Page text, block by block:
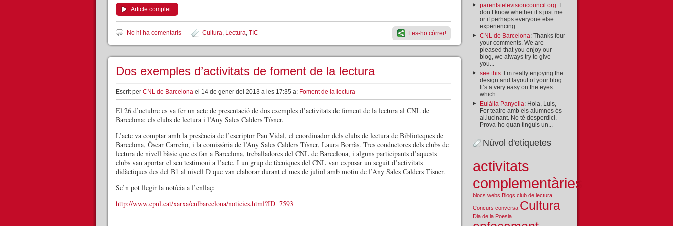
Article complet
No hi ha comentaris Cultura, Lectura, TIC Fes-ho córrer!
Dos exemples d’activitats de foment de la lectura
Escrit per CNL de Barcelona el 14 de gener del 2013 a les 17:35 a: Foment de la lectura
El 26 d’octubre es va fer un acte de presentació de dos exemples d’activitats de foment de la lectura al CNL de
Barcelona: els clubs de lectura i l’Any Sales Calders Tísner.
L’acte va comptar amb la presència de l’escriptor Pau Vidal, el coordinador dels clubs de lectura de Biblioteques de
Barcelona, Òscar Carreño, i la comissària de l’Any Sales Calders Tísner, Laura Borràs. Tres conductores dels clubs de
lectura de nivell bàsic que es fan a Barcelona, treballadores del CNL de Barcelona, i alguns participants d’aquests
clubs van aportar el seu testimoni a l’acte. I un grup de tècniques del CNL van exposar un seguit d’activitats
didàctiques des del B1 al nivell D que van elaborar durant el mes de juliol amb motiu de l’Any Sales Calders Tísner.
Se’n pot llegir la notícia a l’enllaç:
http://www.cpnl.cat/xarxa/cnlbarcelona/noticies.html?ID=7593
parentstelevisioncouncil.org: I
don’t know whether it’s just me
or if perhaps everyone else
experiencing...
CNL de Barcelona: Thanks four
your comments. We are
pleased that you enjoy our
blog, we always try to give
you...
see this: I’m really enjoying the
design and layout of your blog.
It’s a very easy on the eyes
which...
Eulàlia Panyella: Hola, Luis,
Fer teatre amb els alumnes és
al.lucinant. No té desperdici.
Prova-ho quan tinguis un...
Núvol d'etiquetes
activitats
complementàries
blocs webs Blogs club de lectura
Concurs conversa Cultura
Dia de la Poesia